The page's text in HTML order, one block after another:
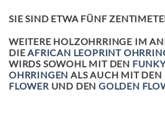
SIE SIND ETWA FÜNF
WEITERE HOLZOHRRINGE IM
DIEAFRICAN LEOPRINT
WIRDS SOWOHL MIT DEN
OHRRINGEN ALS AUCH MIT
FLOWER UND DENGOLDEN